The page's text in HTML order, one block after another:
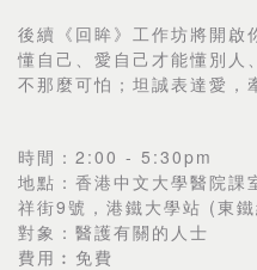
後續《回眸》工作坊將開啟
懂自己、愛自己才能懂別人
不那麼可怕；坦誠表達愛，
時間：2:00 - 5:30pm
地點：香港中文大學醫院
祥街9號，港鐵大學站 (東
對象：醫護有關的人士
費用︰免費